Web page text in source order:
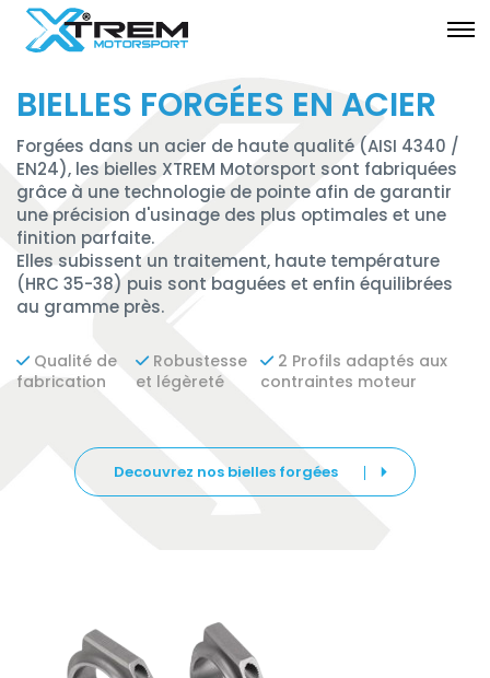
BIELLES FORGÉES EN ACIER
Forgées dans un acier de haute qualité (AISI 4340 /
EN24), les bielles XTREM Motorsport sont fabriquées
grâce à une technologie de pointe afin de garantir
une précision d'usinage des plus optimales et une
finition parfaite.
Elles subissent un traitement, haute température
(HRC 35-38) puis sont baguées et enfin équilibrées
au gramme près.
Qualité de
fabrication
Robustesse
et légèreté
2 Profils adaptés aux
contraintes moteur
Decouvrez nos bielles forgées